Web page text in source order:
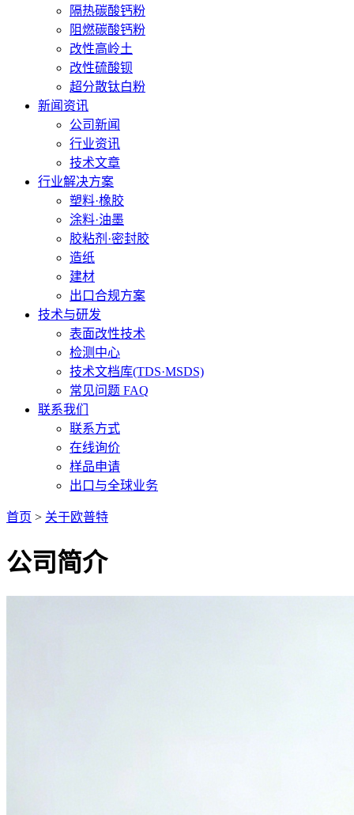
隔热碳酸钙粉
阻燃碳酸钙粉
改性高岭土
改性硫酸钡
超分散钛白粉
新闻资讯
公司新闻
行业资讯
技术文章
行业解决方案
塑料·橡胶
涂料·油墨
胶粘剂·密封胶
造纸
建材
出口合规方案
技术与研发
表面改性技术
检测中心
技术文档库(TDS·MSDS)
常见问题 FAQ
联系我们
联系方式
在线询价
样品申请
出口与全球业务
首页 > 关于欧普特
公司简介